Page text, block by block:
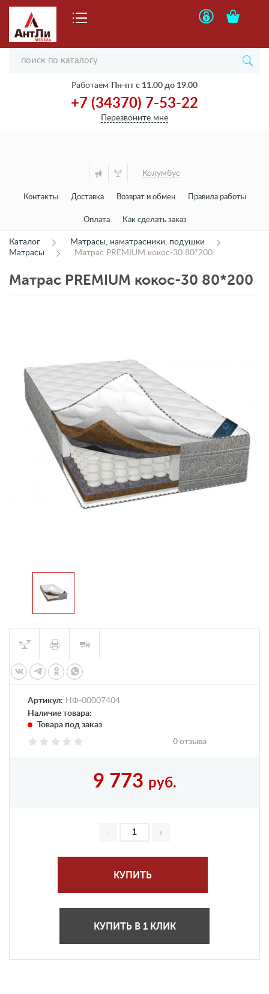
Работаем Пн-пт с 11.00 до 19.00
+7 (34370) 7-53-22
Перезвоните мне
Колумбус
Контакты Доставка Возврат и обмен Правила работы
Оплата Как сделать заказ
Каталог
Матрасы, наматрасники, подушки
Матрасы
Матрас PREMIUM кокос-30 80*200
Матрас PREMIUM кокос-30 80*200
Артикул: НФ-00007404
Наличие товара:
Товара под заказ
0 отзыва
9 773 руб.
КУПИТЬ
КУПИТЬ В 1 КЛИК